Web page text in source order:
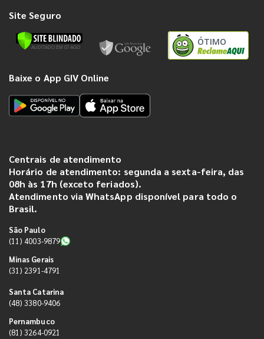
Site Seguro
ÓTIMO
Baixe o App GIV Online
Centrais de atendimento
Horário de atendimento: segunda a sexta-feira, das
08h às 17h (exceto feriados).
Atendimento via WhatsApp disponível para todo o
Brasil.
São Paulo
(11) 4003-9879
Minas Gerais
(31) 2391-4791
Santa Catarina
(48) 3380-9406
Pernambuco
(81) 3264-0921